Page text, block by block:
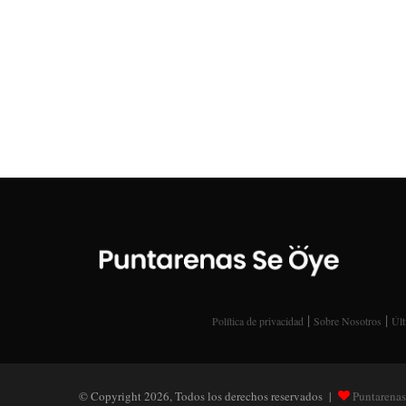
Política de privacidad | Sobre Nosotros |
© Copyright 2026, Todos los derechos reservados |